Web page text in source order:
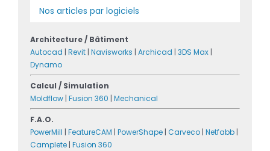
Nos articles par logiciels
Architecture / Bâtiment
Autocad Revit Navisworks Archicad 3DS Max
Dynamo
Calcul / Simulation
Moldflow Fusion 360 Mechanical
F.A.O.
PowerMill FeatureCAM PowerShape Carveco Netfabb
Camplete Fusion 360